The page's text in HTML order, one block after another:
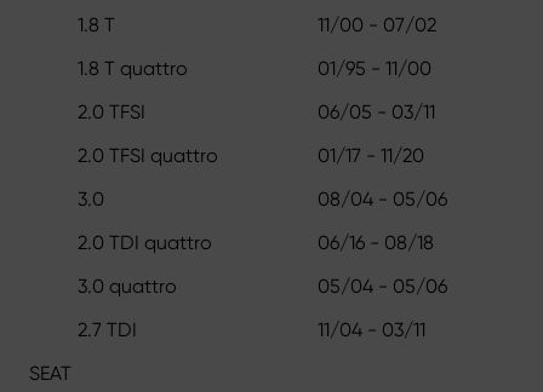
1.8 T
11/00 - 07/02
1.8 T quattro
01/95 - 11/00
2.0 TFSI
06/05 - 03/11
2.0 TFSI quattro
01/17 - 11/20
3.0
08/04 - 05/06
2.0 TDI quattro
06/16 - 08/18
3.0 quattro
05/04 - 05/06
2.7 TDI
11/04 - 03/11
SEAT